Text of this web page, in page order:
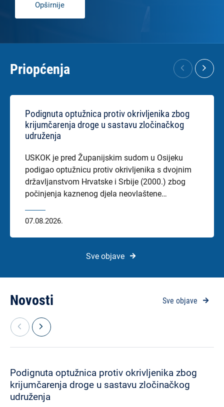
Opširnije
Priopćenja
Sve objave
Podignuta optužnica protiv okrivljenika zbog
krijumčarenja droge u sastavu zločinačkog
udruženja
USKOK je pred Županijskim sudom u Osijeku
podigao optužnicu protiv okrivljenika s dvojnim
državljanstvom Hrvatske i Srbije (2000.) zbog
počinjenja kaznenog djela neovlaštene
zločinačkog udruženja.
07.08.2026.
Novosti Sve objave
Podignuta optužnica protiv okrivljenika zbog
krijumčarenja droge u sastavu zločinačkog
udruženja